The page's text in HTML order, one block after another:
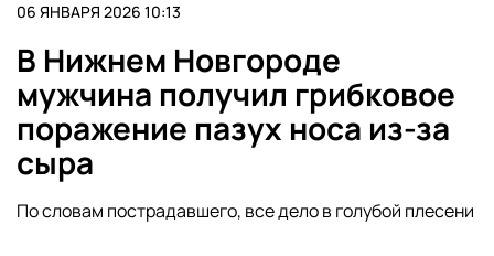
06 ЯНВАРЯ 2026 10:13
В Нижнем Новгороде
мужчина получил грибковое
поражение пазух носа из-за
сыра
По словам пострадавшего, все дело в голубой плесени